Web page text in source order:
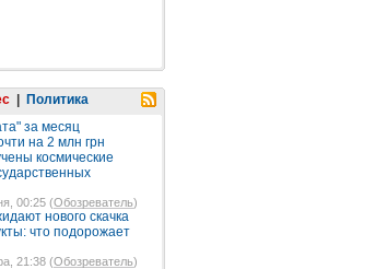
Политика
за месяц
на 2 млн грн
космические
00:25 (Обозреватель)
нового скачка
что подорожает
21:38 (Обозреватель)